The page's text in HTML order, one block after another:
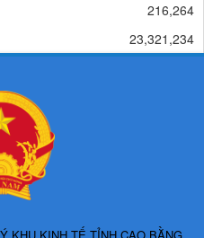
216,264
23,321,234